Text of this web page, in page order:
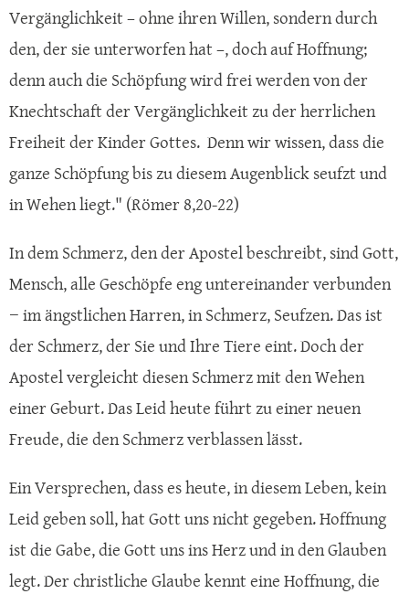
Vergänglichkeit – ohne ihren Willen, sondern durch
den, der sie unterworfen hat –, doch auf Hoffnung;
denn auch die Schöpfung wird frei werden von der
Knechtschaft der Vergänglichkeit zu der herrlichen
Freiheit der Kinder Gottes. Denn wir wissen, dass die
ganze Schöpfung bis zu diesem Augenblick seufzt und
in Wehen liegt." (Römer 8,20-22)
In dem Schmerz, den der Apostel beschreibt, sind Gott,
Mensch, alle Geschöpfe eng untereinander verbunden
− im ängstlichen Harren, in Schmerz, Seufzen. Das ist
der Schmerz, der Sie und Ihre Tiere eint. Doch der
Apostel vergleicht diesen Schmerz mit den Wehen
einer Geburt. Das Leid heute führt zu einer neuen
Freude, die den Schmerz verblassen lässt.
Ein Versprechen, dass es heute, in diesem Leben, kein
Leid geben soll, hat Gott uns nicht gegeben. Hoffnung
ist die Gabe, die Gott uns ins Herz und in den Glauben
legt. Der christliche Glaube kennt eine Hoffnung, die